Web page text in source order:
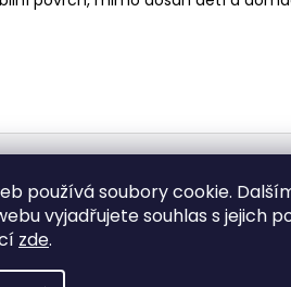
používá soubory cookie.
vyjadřujete souhlas s jejich
zde.
vyhrazena.